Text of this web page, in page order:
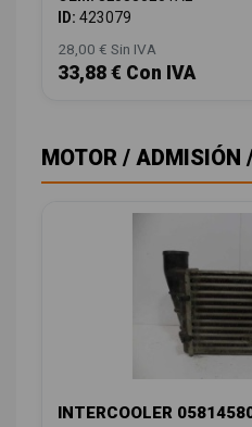
ID: 423079
28,00 € Sin IVA
33,88 € Con IVA
MOTOR / ADMISIÓN
INTERCOOLER